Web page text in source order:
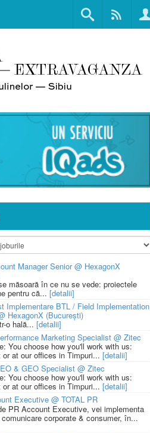
Manager Senior @ HexagonX
măsoară în ce nu se vede: proiectele
pentru că... [detalii]
Implementare BTL / Field Implementation
HexagonX (București)
o hală... [detalii]
Marketing Specialist @ Zitec
You choose how you'll work with us:
or at our offices in Timpuri... [detalii]
& GEO Specialist @ Zitec
You choose how you'll work with us:
or at our offices in Timpuri... [detalii]
Executive @ TOTAL PR
PR Account Executive, vei implementa
corporate & consumer, în...